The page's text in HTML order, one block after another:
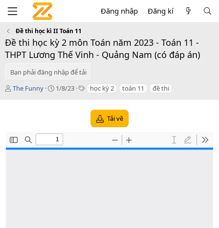
Đăng nhập Đăng kí
Đề thi học kì II Toán 11
Đề thi học kỳ 2 môn Toán năm 2023 - Toán 11 -
THPT Lương Thế Vinh - Quảng Nam (có đáp án)
Bạn phải đăng nhập để tải
T
The Funny
C
o
n
1/8/23
T học kỳ 2 toán 11 đề thi
Tải về